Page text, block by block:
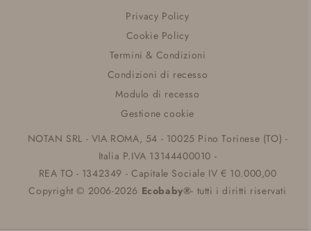
Privacy Policy
Cookie Policy
Termini & Condizioni
Condizioni di recesso
Modulo di recesso
Gestione cookie
NOTAN SRL - VIA ROMA, 54 - 10025 Pino Torinese (TO) -
Italia P.IVA 13144400010 -
REA TO - 1342349 - Capitale Sociale IV € 10.000,00
Copyright © 2006-2026 Ecobaby®- tutti i diritti riservati